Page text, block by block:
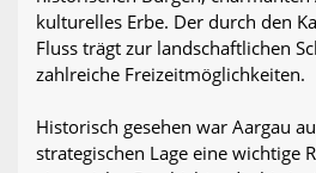
kulturelles Erbe. Der durch den
Fluss trägt zur landschaftlichen
zahlreiche Freizeitmöglichkeiten.
Historisch gesehen war Aargau
strategischen Lage eine wichtige